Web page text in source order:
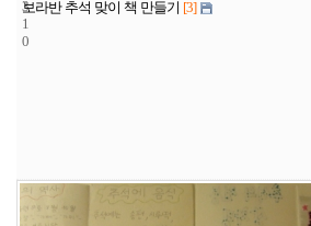
3
1
0
보라반 추석 맞이 책 만들기 [3]